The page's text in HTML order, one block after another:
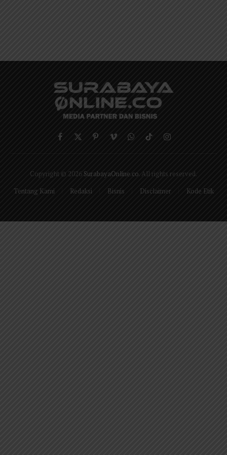
Facebook
X
PinterestVimeoWhatsApp
TikTokInstagram
Copyright © 2026 SurabayaOnline.co. All rights reserved.
Tentang Kami
Redaksi Bisnis Disclaimer Kode Etik